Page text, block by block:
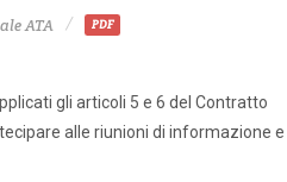
ATA PDF
gli articoli 5 e 6 del Contratto
alle riunioni di informazione e